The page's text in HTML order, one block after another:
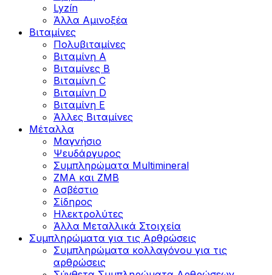
Lyzín
Άλλα Αμινοξέα
Βιταμίνες
Πολυβιταμίνες
Βιταμίνη Α
Βιταμίνες Β
Βιταμίνη C
Βιταμίνη D
Βιταμίνη Ε
Άλλες Βιταμίνες
Μέταλλα
Μαγνήσιο
Ψευδάργυρος
Συμπληρώματα Multimineral
ZMA και ZMB
Ασβέστιο
Σίδηρος
Ηλεκτρολύτες
Άλλα Mεταλλικά Στοιχεία
Συμπληρώματα για τις Αρθρώσεις
Συμπληρώματα κολλαγόνου για τις
αρθρώσεις